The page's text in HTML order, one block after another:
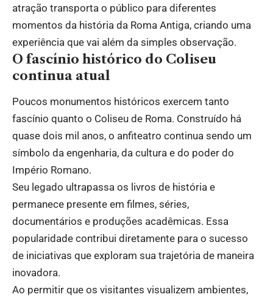
atração transporta o público para diferentes
momentos da história da Roma Antiga, criando uma
experiência que vai além da simples observação.
O fascínio histórico do Coliseu
continua atual
Poucos monumentos históricos exercem tanto
fascínio quanto o Coliseu de Roma. Construído há
quase dois mil anos, o anfiteatro continua sendo um
símbolo da engenharia, da cultura e do poder do
Império Romano.
Seu legado ultrapassa os livros de história e
permanece presente em filmes, séries,
documentários e produções acadêmicas. Essa
popularidade contribui diretamente para o sucesso
de iniciativas que exploram sua trajetória de maneira
inovadora.
Ao permitir que os visitantes visualizem ambientes,